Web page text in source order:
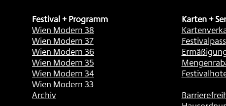
Festival + Programm
Wien Modern 38
Wien Modern 37
Wien Modern 36
Wien Modern 35
Wien Modern 34
Wien Modern 33
Archiv
Karten +
Festivalpass